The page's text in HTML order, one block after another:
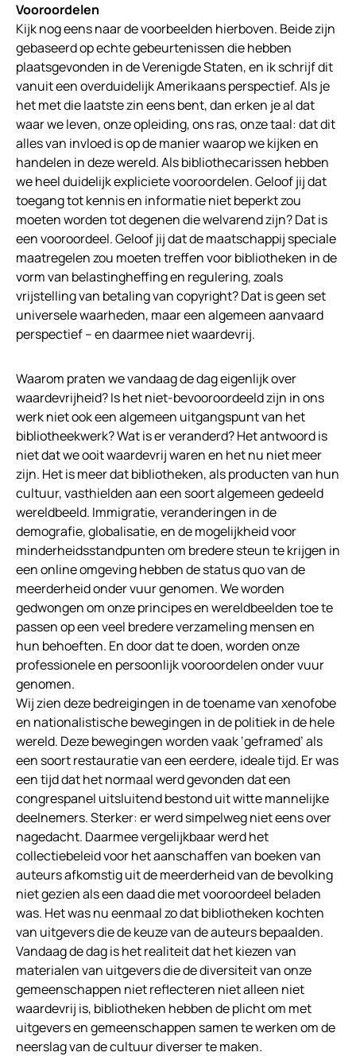
Vooroordelen
Kijk nog eens naar de voorbeelden hierboven. Beide zijn
gebaseerd op echte gebeurtenissen die hebben
plaatsgevonden in de Verenigde Staten, en ik schrijf dit
vanuit een overduidelijk Amerikaans perspectief. Als je
het met die laatste zin eens bent, dan erken je al dat
waar we leven, onze opleiding, ons ras, onze taal: dat dit
alles van invloed is op de manier waarop we kijken en
handelen in deze wereld. Als bibliothecarissen hebben
we heel duidelijk expliciete vooroordelen. Geloof jij dat
toegang tot kennis en informatie niet beperkt zou
moeten worden tot degenen die welvarend zijn? Dat is
een vooroordeel. Geloof jij dat de maatschappij speciale
maatregelen zou moeten treffen voor bibliotheken in de
vorm van belastingheffing en regulering, zoals
vrijstelling van betaling van copyright? Dat is geen set
universele waarheden, maar een algemeen aanvaard
perspectief – en daarmee niet waardevrij.
Waarom praten we vandaag de dag eigenlijk over
waardevrijheid? Is het niet-bevooroordeeld zijn in ons
werk niet ook een algemeen uitgangspunt van het
bibliotheekwerk? Wat is er veranderd? Het antwoord is
niet dat we ooit waardevrij waren en het nu niet meer
zijn. Het is meer dat bibliotheken, als producten van hun
cultuur, vasthielden aan een soort algemeen gedeeld
wereldbeeld. Immigratie, veranderingen in de
demografie, globalisatie, en de mogelijkheid voor
minderheidsstandpunten om bredere steun te krijgen in
een online omgeving hebben de status quo van de
meerderheid onder vuur genomen. We worden
gedwongen om onze principes en wereldbeelden toe te
passen op een veel bredere verzameling mensen en
hun behoeften. En door dat te doen, worden onze
professionele en persoonlijk vooroordelen onder vuur
genomen.
Wij zien deze bedreigingen in de toename van xenofobe
en nationalistische bewegingen in de politiek in de hele
wereld. Deze bewegingen worden vaak ‘geframed’ als
een soort restauratie van een eerdere, ideale tijd. Er was
een tijd dat het normaal werd gevonden dat een
congrespanel uitsluitend bestond uit witte mannelijke
deelnemers. Sterker: er werd simpelweg niet eens over
nagedacht. Daarmee vergelijkbaar werd het
collectiebeleid voor het aanschaffen van boeken van
auteurs afkomstig uit de meerderheid van de bevolking
niet gezien als een daad die met vooroordeel beladen
was. Het was nu eenmaal zo dat bibliotheken kochten
van uitgevers die de keuze van de auteurs bepaalden.
Vandaag de dag is het realiteit dat het kiezen van
materialen van uitgevers die de diversiteit van onze
gemeenschappen niet reflecteren niet alleen niet
waardevrij is, bibliotheken hebben de plicht om met
uitgevers en gemeenschappen samen te werken om de
neerslag van de cultuur diverser te maken.